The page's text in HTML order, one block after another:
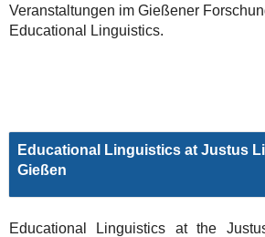
Veranstaltungen im Gießener
Educational Linguistics.
Educational Linguistics at Justus
Gießen
Educational Linguistics at the